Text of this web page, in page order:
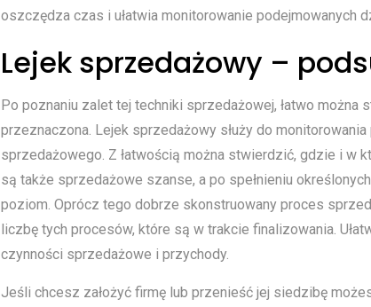
oszczędza czas i ułatwia monitorowanie podejmowanych
Lejek sprzedażowy –
Po poznaniu zalet tej techniki sprzedażowej, łatwo
przeznaczona. Lejek sprzedażowy służy do
sprzedażowego. Z łatwością można stwierdzić, gdzie i w
są także sprzedażowe szanse, a po spełnieniu
poziom. Oprócz tego dobrze skonstruowany proces
liczbę tych procesów, które są w trakcie finalizowania.
czynności sprzedażowe i przychody.
Jeśli chcesz założyć firmę lub przenieść jej siedzibę